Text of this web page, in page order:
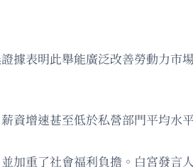
據表明此舉能廣泛改善勞動力市
資增速甚至低於私營部門平均水
加重了社會福利負擔。白宮發言